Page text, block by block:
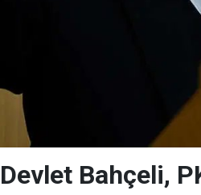
Devlet Bahçeli,